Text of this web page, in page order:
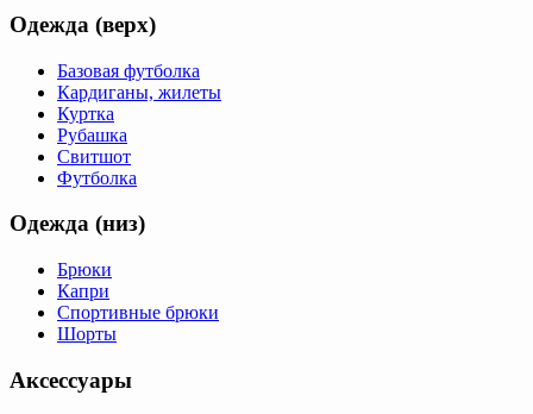
Одежда (верх)
Базовая футболка
Кардиганы, жилеты
Куртка
Рубашка
Свитшот
Футболка
Одежда (низ)
Брюки
Капри
Спортивные брюки
Шорты
Аксессуары